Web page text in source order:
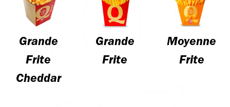
Grande
Frite
Cheddar
Grande
Frite
Moyenne
Frite